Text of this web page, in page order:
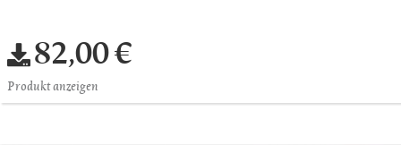
82,00 €
Produkt anzeigen